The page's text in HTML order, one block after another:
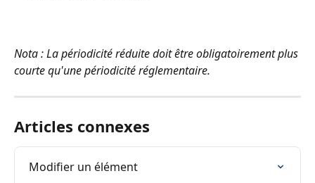
Nota : La périodicité réduite doit être obligatoirement plus
courte qu'une périodicité réglementaire.
Articles connexes
Modifier un élément